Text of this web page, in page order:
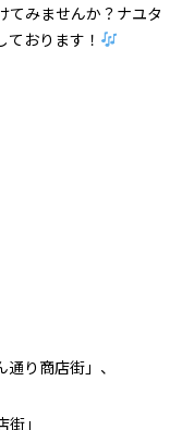
てみませんか？ナユタ
おります！
り商店街」、
」